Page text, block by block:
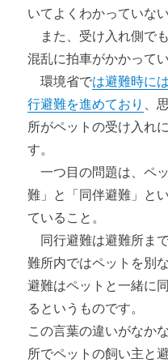
いてよくわかっていな
また、受け入れ側で
混乱に拍車がかかってい
環境省では避難時に
行避難を進めており 、
所がペットの受け入れ
す。
一つ目の問題は、ペ
難」と「同伴避難」と
ていること。
同行避難は避難所ま
難所内ではペットを別
避難はペットと一緒に
るというものです。
この言葉の違いがなか
所でペットの飼い主と